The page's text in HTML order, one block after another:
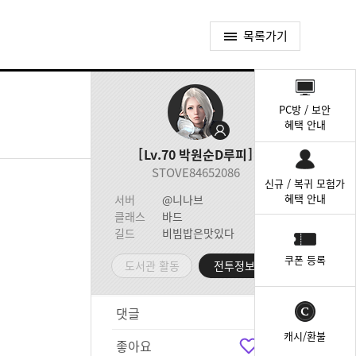
목록가기
Lv.70 박원순D루피
STOVE84652086
서버
@니나브
클래스
바드
길드
비빔밥은맛있다
도서관 활동 전투정보실
댓글
좋아요
PC방 / 보안
혜택 안내
신규 / 복귀 모험가
혜택 안내
쿠폰 등록
캐시/환불